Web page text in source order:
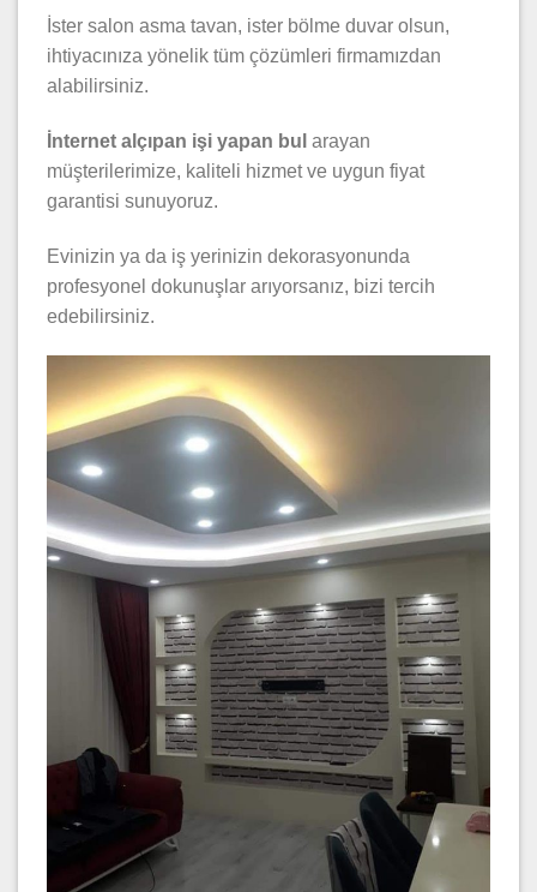
İster salon asma tavan, ister bölme duvar olsun,
ihtiyacınıza yönelik tüm çözümleri firmamızdan
alabilirsiniz.
İnternet alçıpan işi yapan bul arayan
müşterilerimize, kaliteli hizmet ve uygun fiyat
garantisi sunuyoruz.
Evinizin ya da iş yerinizin dekorasyonunda
profesyonel dokunuşlar arıyorsanız, bizi tercih
edebilirsiniz.